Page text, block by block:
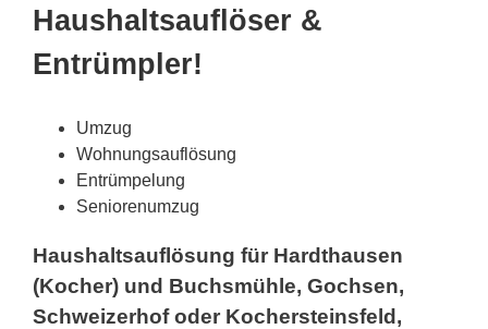
Haushaltsauflöser &
Entrümpler!
Umzug
Wohnungsauflösung
Entrümpelung
Seniorenumzug
Haushaltsauflösung für Hardthausen
(Kocher) und Buchsmühle, Gochsen,
Schweizerhof oder Kochersteinsfeld,